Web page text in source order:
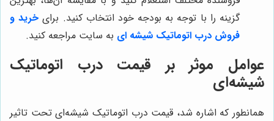
گزینه را با توجه به بودجه خود انتخاب کنید. برای خرید و
فروش درب اتوماتیک شیشه ای به سایت مراجعه کنید.
عوامل موثر بر قیمت درب اتوماتیک
شیشه‌ای
همانطور که اشاره شد، قیمت درب اتوماتیک شیشه‌ای تحت تاثیر